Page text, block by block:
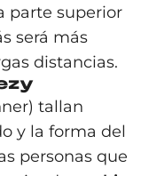
parte superior
será más
distancias.
tallan
y la forma del
personas que